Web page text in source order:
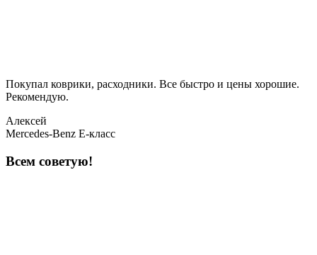
Покупал коврики, расходники. Все быстро и цены хорошие.
Рекомендую.
Алексей
Mercedes-Benz E-класс
Всем советую!